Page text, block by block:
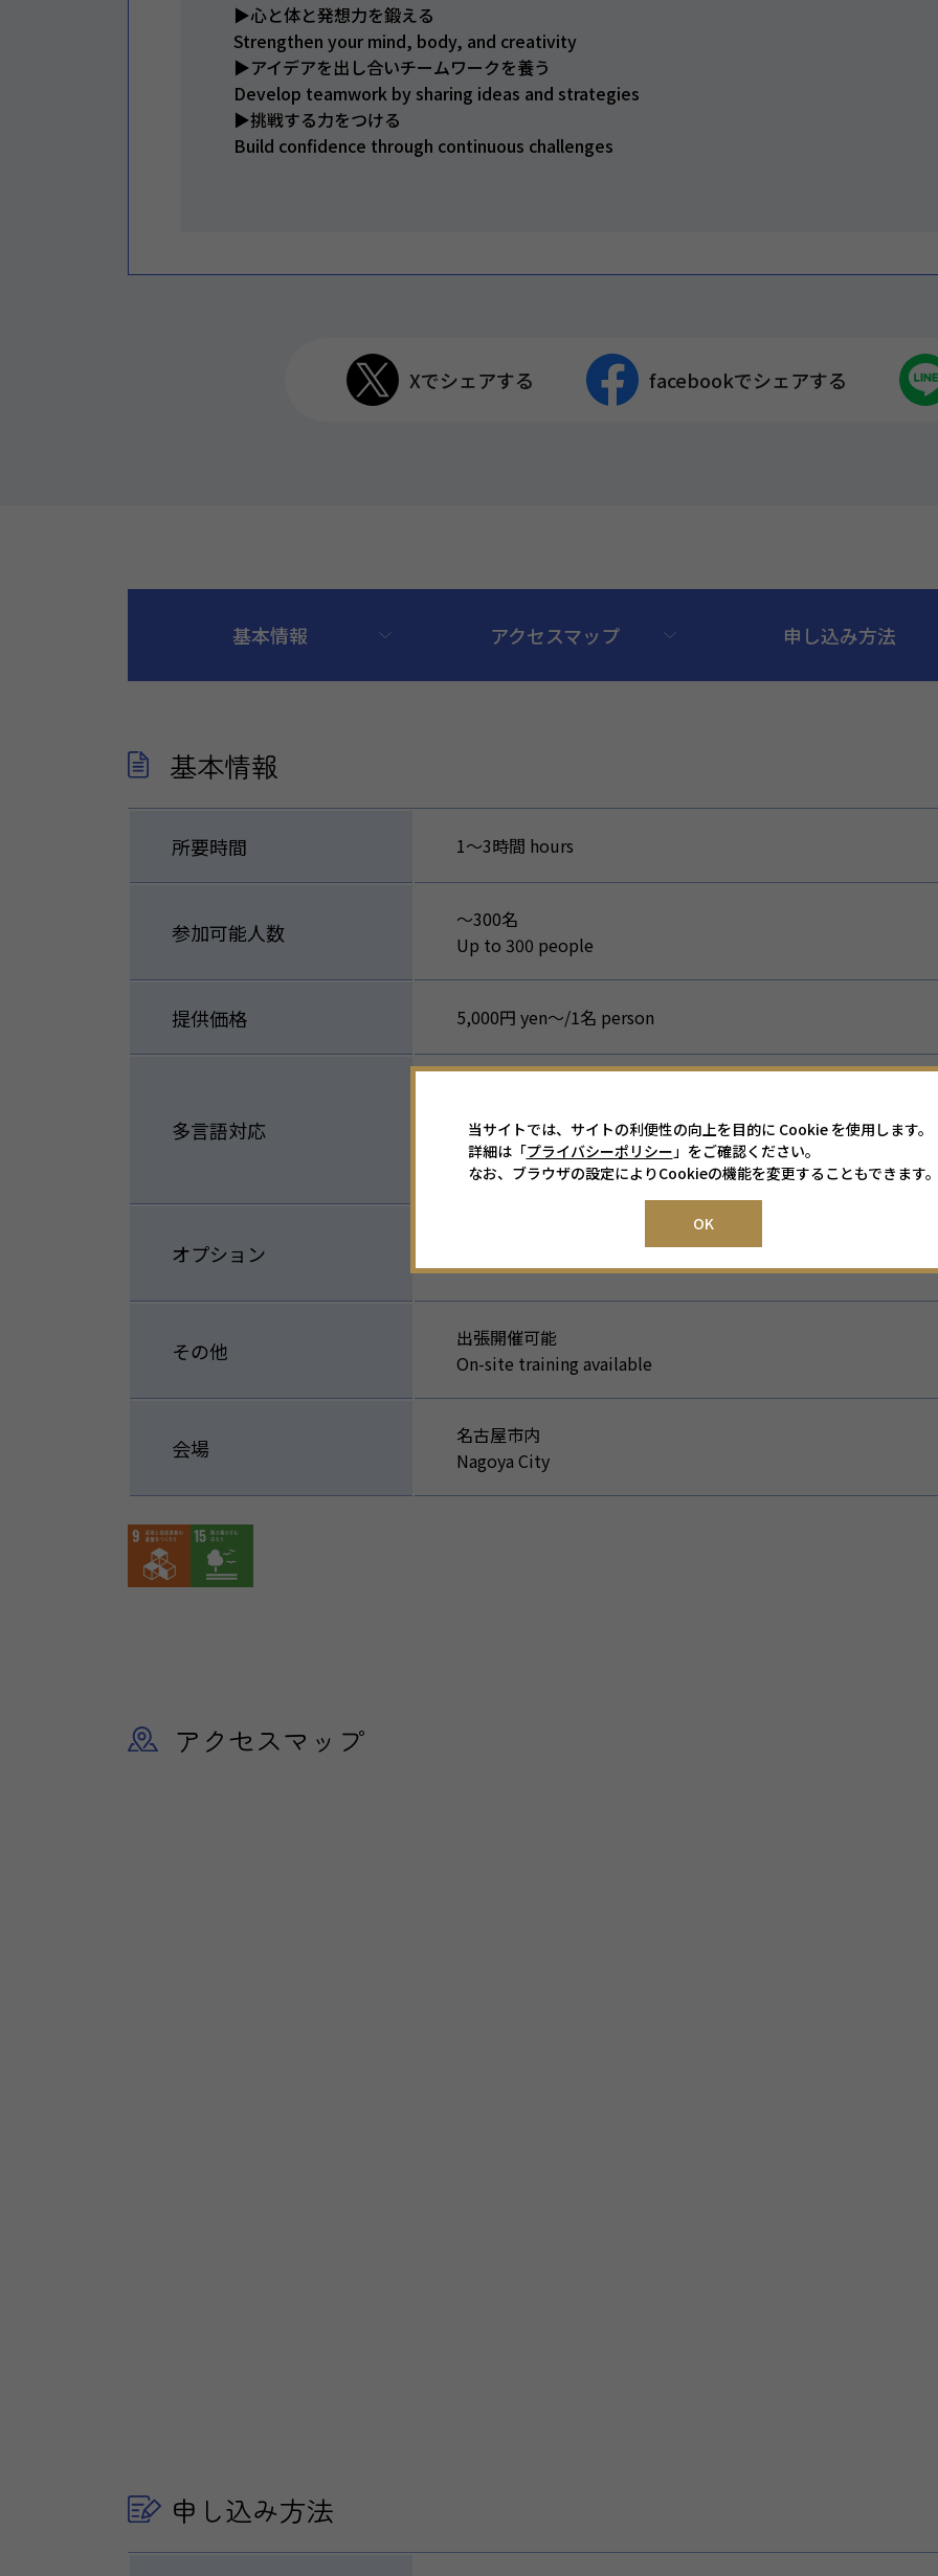
▶心と体と発想力を鍛える
Strengthen your mind, body, and creativity
▶アイデアを出し合いチームワークを養う
Develop teamwork by sharing ideas and strategies
▶挑戦する力をつける
Build confidence through continuous challenges
Xでシェアする facebookでシェアする
基本情報 アクセスマップ 申し込み方法
基本情報
所要時間 1～3時間 hours
参加可能人数
〜300名
Up to 300 people
提供価格 5,000円 yen～/1名 person
多言語対応
English
Chinese
オプション
Shuttle bus service
その他
出張開催可能
On-site training available
会場
名古屋市内
Nagoya City
アクセスマップ
申し込み方法
当サイトでは、サイトの利便性の向上を目的に Cookie を使用します。
詳細は「プライバシーポリシー」をご確認ください。
なお、ブラウザの設定によりCookieの機能を変更することもできます
OK